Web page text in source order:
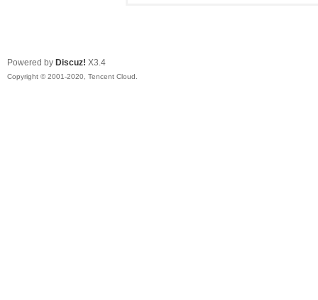
Powered by Discuz! X3.4
Copyright © 2001-2020, Tencent Cloud.